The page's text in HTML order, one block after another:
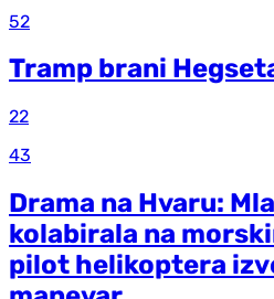
52
Tramp brani
22
43
Drama na Hvaru:
kolabirala na
pilot helikoptera